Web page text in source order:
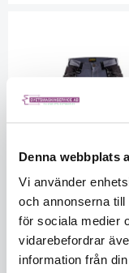
Denna webbplats
Vi använder
och annonserna
för sociala medier
vidarebefordrar
information från
Hantverksbyxa X1500